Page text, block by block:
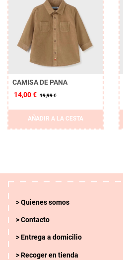
CAMISA DE PANA
14,00 € 19,99 €
AÑADIR A LA CESTA
Quienes somos
Contacto
Entrega a domicilio
Recoger en tienda